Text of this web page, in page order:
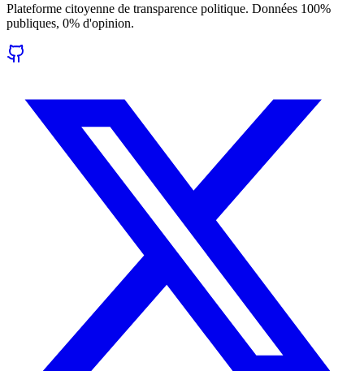
Plateforme citoyenne de transparence politique. Données 100%
publiques, 0% d'opinion.